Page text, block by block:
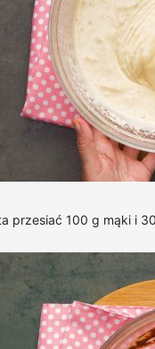
przesiać 100 g mąki i